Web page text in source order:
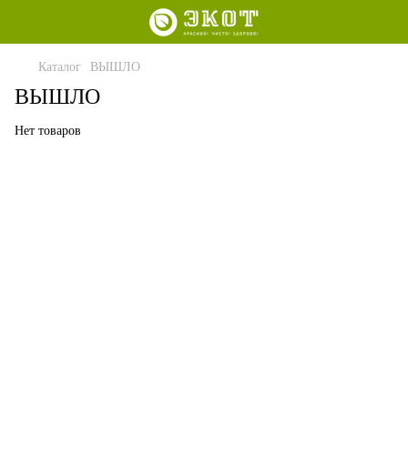
Каталог ВЫШЛО
ВЫШЛО
Нет товаров